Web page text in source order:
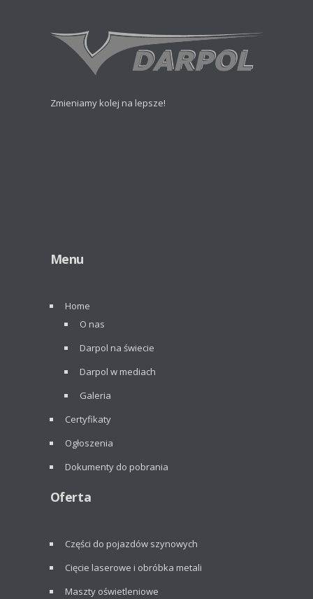
Zmieniamy kolej na lepsze!
Menu
Home
O nas
Darpol na świecie
Darpol w mediach
Galeria
Certyfikaty
Ogłoszenia
Dokumenty do pobrania
Oferta
Części do pojazdów szynowych
Cięcie laserowe i obróbka metali
Maszty oświetleniowe